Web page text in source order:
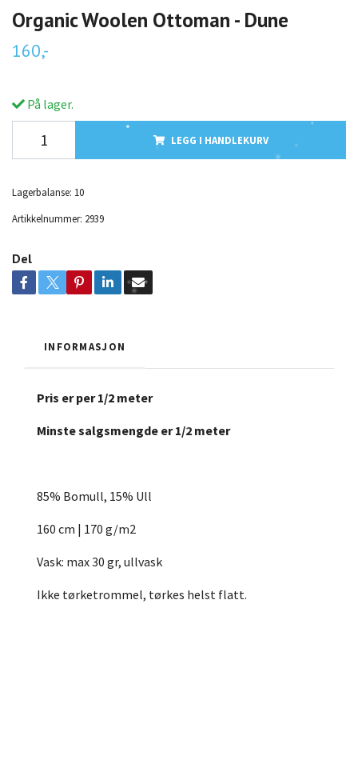
Organic Woolen Ottoman - Dune
160,-
På lager.
LEGG I HANDLEKURV
Lagerbalanse: 10
Artikkelnummer: 2939
Del
INFORMASJON
Pris er per 1/2 meter
Minste salgsmengde er 1/2 meter
85% Bomull, 15% Ull
160 cm | 170 g/m2
Vask: max 30 gr, ullvask
Ikke tørketrommel, tørkes helst flatt.